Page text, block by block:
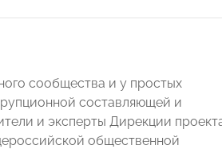
сообщества и у простых
составляющей и
и эксперты Дирекции
общественной